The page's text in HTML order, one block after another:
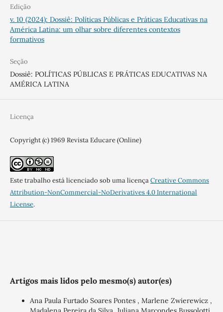
Edição
v. 10 (2024): Dossiê: Políticas Públicas e Práticas Educativas na
América Latina: um olhar sobre diferentes contextos
formativos
Seção
Dossiê: POLÍTICAS PÚBLICAS E PRÁTICAS EDUCATIVAS NA
AMÉRICA LATINA
Licença
Copyright (c) 1969 Revista Educare (Online)
Este trabalho está licenciado sob uma licençaCreative Commons
Attribution-NonCommercial-NoDerivatives 4.0 International
License.
Artigos mais lidos pelo mesmo(s) autor(es)
Ana Paula Furtado Soares Pontes , Marlene Zwierewicz ,